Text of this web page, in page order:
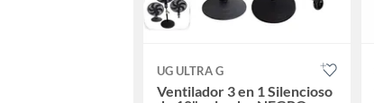
UG ULTRA G
Ventilador 3 en 1 Silencioso